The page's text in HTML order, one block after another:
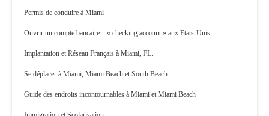
Permis de conduire à Miami
Ouvrir un compte bancaire – « checking account » aux Etats-Unis
Implantation et Réseau Français à Miami, FL.
Se déplacer à Miami, Miami Beach et South Beach
Guide des endroits incontournables à Miami et Miami Beach